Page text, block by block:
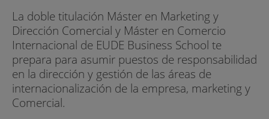
La doble titulación Máster en Marketing y
Dirección Comercial y Máster en Comercio
Internacional de EUDE Business School te
prepara para asumir puestos de responsabilidad
en la dirección y gestión de las áreas de
internacionalización de la empresa, marketing y
Comercial.